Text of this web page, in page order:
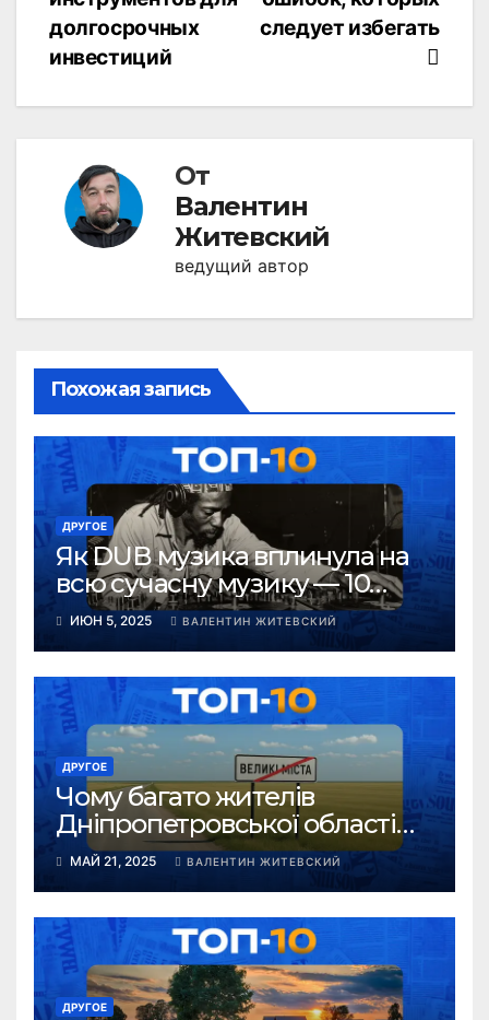
записям
следует избегать
долгосрочных
инвестиций
От
Валентин
Житевский
ведущий автор
Похожая запись
ДРУГОЕ
Як DUB музика вплинула на
всю сучасну музику — 10
основних ідей закладених у
DUB
ИЮН 5, 2025 ВАЛЕНТИН ЖИТЕВСКИЙ
ДРУГОЕ
Чому багато жителів
Дніпропетровської області
обирають переселення в
села під час війни у 2025 році
МАЙ 21, 2025 ВАЛЕНТИН ЖИТЕВСКИЙ
ДРУГОЕ